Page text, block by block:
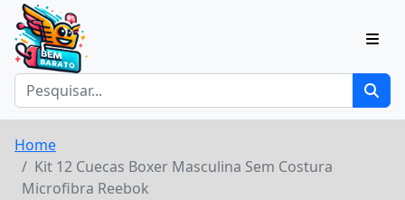
Home
Kit 12 Cuecas Boxer Masculina Sem Costura
Microfibra Reebok